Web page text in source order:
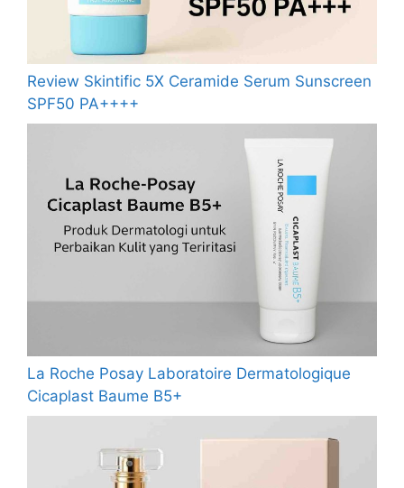
Review Skintific 5X Ceramide Serum Sunscreen
SPF50 PA++++
La Roche Posay Laboratoire Dermatologique
Cicaplast Baume B5+